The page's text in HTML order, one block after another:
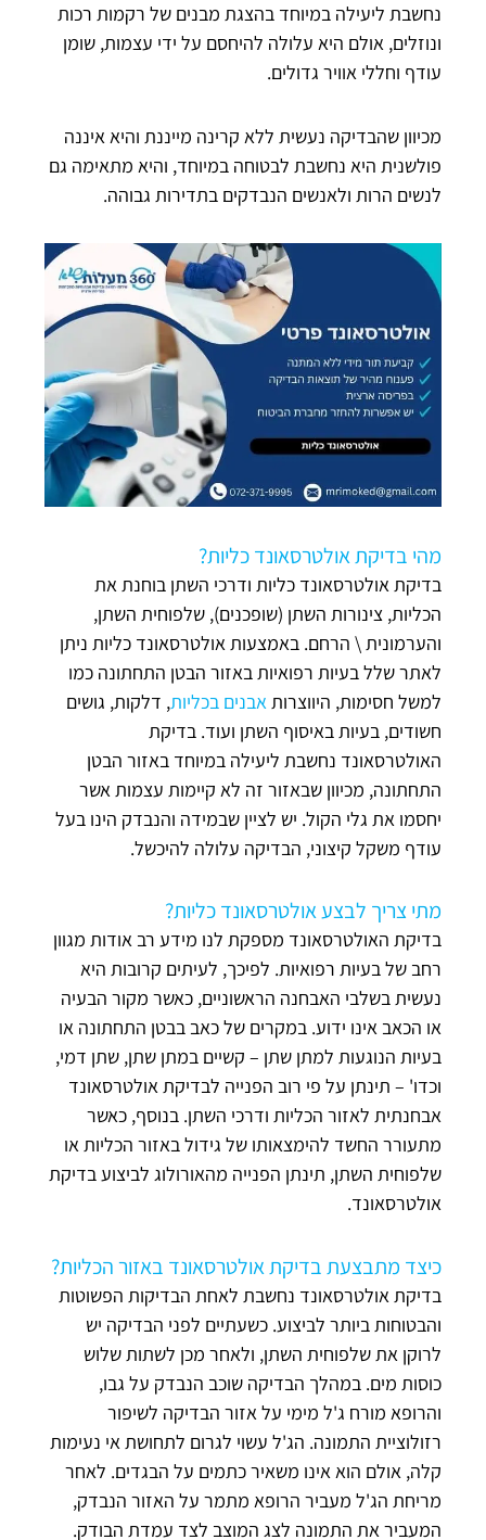
נחשבת ליעילה במיוחד בהצגת מבנים של רקמות רכות
ונוזלים, אולם היא עלולה להיחסם על ידי עצמות, שומן
עודף וחללי אוויר גדולים.
מכיוון שהבדיקה נעשית ללא קרינה מייננת והיא איננה
פולשנית היא נחשבת לבטוחה במיוחד, והיא מתאימה גם
לנשים הרות ולאנשים הנבדקים בתדירות גבוהה.
מהי בדיקת אולטרסאונד כליות?
בדיקת אולטרסאונד כליות ודרכי השתן בוחנת את
הכליות, צינורות השתן (שופכנים), שלפוחית השתן,
והערמונית \ הרחם. באמצעות אולטרסאונד כליות ניתן
לאתר שלל בעיות רפואיות באזור הבטן התחתונה כמו
למשל חסימות, היווצרותאבנים בכליות, דלקות, גושים
חשודים, בעיות באיסוף השתן ועוד. בדיקת
האולטרסאונד נחשבת ליעילה במיוחד באזור הבטן
התחתונה, מכיוון שבאזור זה לא קיימות עצמות אשר
יחסמו את גלי הקול. יש לציין שבמידה והנבדק הינו בעל
עודף משקל קיצוני, הבדיקה עלולה להיכשל.
מתי צריך לבצע אולטרסאונד כליות?
בדיקת האולטרסאונד מספקת לנו מידע רב אודות מגוון
רחב של בעיות רפואיות. לפיכך, לעיתים קרובות היא
נעשית בשלבי האבחנה הראשוניים, כאשר מקור הבעיה
או הכאב אינו ידוע. במקרים של כאב בבטן התחתונה או
בעיות הנוגעות למתן שתן – קשיים במתן שתן, שתן דמי,
וכדו' – תינתן על פי רוב הפנייה לבדיקת אולטרסאונד
אבחנתית לאזור הכליות ודרכי השתן. בנוסף, כאשר
מתעורר החשד להימצאותו של גידול באזור הכליות או
שלפוחית השתן, תינתן הפנייה מהאורולוג לביצוע בדיקת
אולטרסאונד.
כיצד מתבצעת בדיקת אולטרסאונד באזור הכליות?
בדיקת אולטרסאונד נחשבת לאחת הבדיקות הפשוטות
והבטוחות ביותר לביצוע. כשעתיים לפני הבדיקה יש
לרוקן את שלפוחית השתן, ולאחר מכן לשתות שלוש
כוסות מים. במהלך הבדיקה שוכב הנבדק על גבו,
והרופא מורח ג'ל מימי על אזור הבדיקה לשיפור
רזולוציית התמונה. הג'ל עשוי לגרום לתחושת אי נעימות
קלה, אולם הוא אינו משאיר כתמים על הבגדים. לאחר
מריחת הג'ל מעביר הרופא מתמר על האזור הנבדק,
המעביר את התמונה לצג המוצב לצד עמדת הבודק.